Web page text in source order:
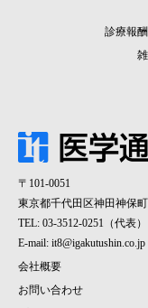
診療報
〒101-0051
東京都千代田区神田神保
TEL: 03-3512-0251（代表
E-mail: it8@igakutushin.co.jp
会社概要
お問い合わせ